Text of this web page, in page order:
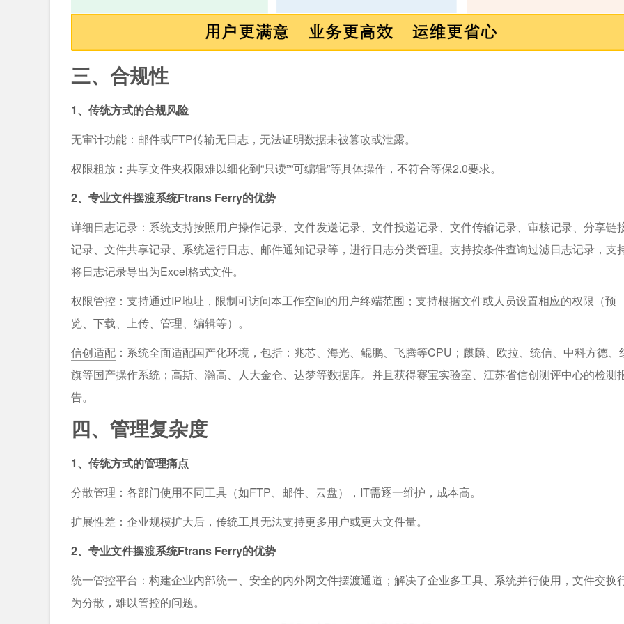
三、合规性
1、传统方式的合规风险
无审计功能：邮件或FTP传输无日志，无法证明数据未被篡改或泄露。
权限粗放：共享文件夹权限难以细化到“只读”“可编辑”等具体操作，不符合等保2.0要求。
2、专业文件摆渡系统Ftrans Ferry的优势
详细日志记录 ：系统支持按照用户操作记录、文件发送记录、文件投递记录、文件传输记录、审核记录、分享链
记录、文件共享记录、系统运行日志、邮件通知记录等，进行日志分类管理。支持按条件查询过滤日志记录，支
将日志记录导出为Excel格式文件。
权限管控 ：支持通过IP地址，限制可访问本工作空间的用户终端范围；支持根据文件或人员设置相应的权限（预
览、下载、上传、管理、编辑等）。
信创适配 ：系统全面适配国产化环境，包括：兆芯、海光、鲲鹏、飞腾等CPU；麒麟、欧拉、统信、中科⽅德、
旗等国产操作系统；⾼斯、瀚高、人大金仓、达梦等数据库。并且获得赛宝实验室、江苏省信创测评中心的检测
告。
四、管理复杂度
1、传统方式的管理痛点
分散管理：各部门使用不同工具（如FTP、邮件、云盘），IT需逐一维护，成本高。
扩展性差：企业规模扩大后，传统工具无法支持更多用户或更大文件量。
2、专业文件摆渡系统Ftrans Ferry的优势
统一管控平台：构建企业内部统一、安全的内外网文件摆渡通道；解决了企业多工具、系统并行使用，文件交换
为分散，难以管控的问题。